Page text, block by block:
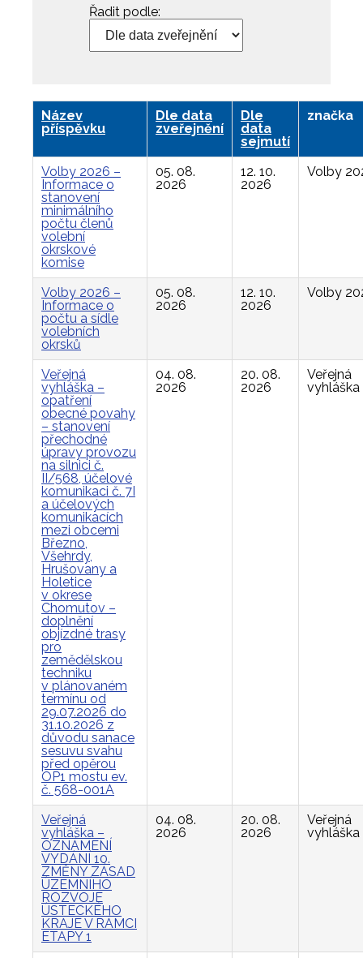
Řadit podle:
Název
příspěvku
Dle data
zveřejnění
Dle
data
sejmutí
značka
Volby 2026 –
Informace o
stanovení
minimálního
počtu členů
volební
okrskové
komise
05. 08.
2026
12. 10.
2026
Volby
Volby 2026 –
Informace o
počtu a sídle
volebních
okrsků
05. 08.
2026
12. 10.
2026
Volby
Veřejná
vyhláška –
opatření
obecné povahy
– stanovení
přechodné
úpravy provozu
na silnici č.
II/568, účelové
komunikaci č. 7I
a účelových
komunikacích
mezi obcemi
Březno,
Všehrdy,
Hrušovany a
Holetice
v okrese
Chomutov –
doplnění
objízdné trasy
pro
zemědělskou
techniku
v plánovaném
termínu od
29.07.2026 do
31.10.2026 z
důvodu sanace
sesuvu svahu
před opěrou
OP1 mostu ev.
č. 568-001A
04. 08.
2026
20. 08.
2026
Veřejná
vyhláška
Veřejná
vyhláška –
OZNÁMENÍ
VYDÁNÍ 10.
ZMĚNY ZÁSAD
ÚZEMNÍHO
ROZVOJE
ÚSTECKÉHO
KRAJE V RÁMCI
ETAPY 1
04. 08.
2026
20. 08.
2026
Veřejná
vyhláška